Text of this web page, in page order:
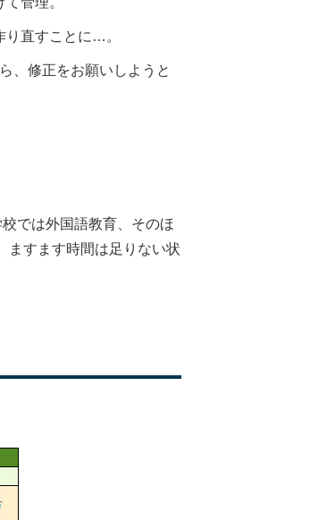
直すことに…。
、修正をお願いしようと
では外国語教育、そのほ
ますます時間は足りない状